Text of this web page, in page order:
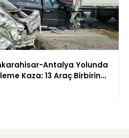
Antalya Yolunda
Kaza: 13 Araç Birbirine